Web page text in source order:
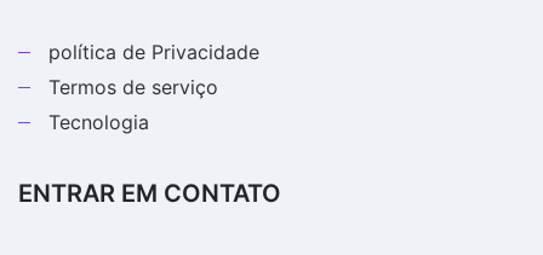
política de Privacidade
Termos de serviço
Tecnologia
ENTRAR EM CONTATO